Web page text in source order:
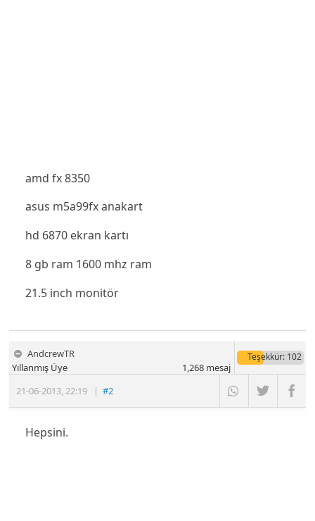
amd fx 8350
asus m5a99fx anakart
hd 6870 ekran kartı
8 gb ram 1600 mhz ram
21.5 inch monitör
AndcrewTR
21-06-2013,22:19 |#2
Yıllanmış Üye
Teşekkür: 102
1,268mesaj
Hepsini.